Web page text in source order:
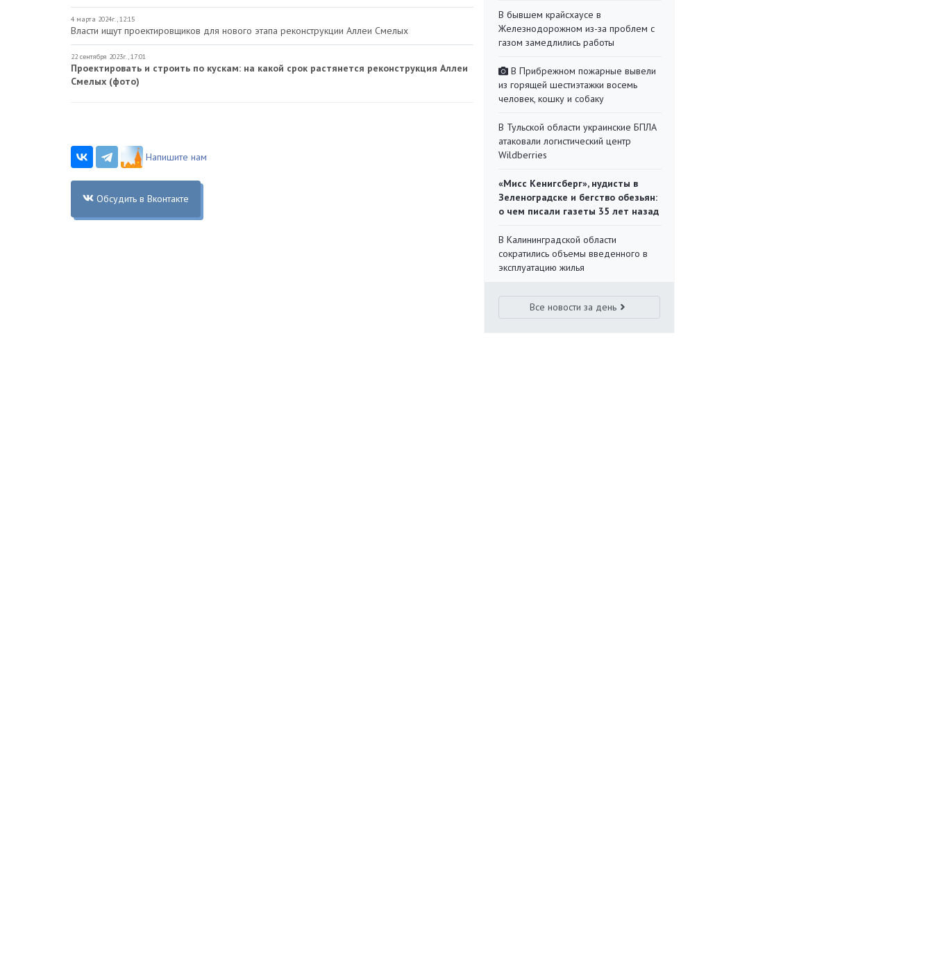
4 марта 2024г., 12:15
Власти ищут проектировщиков для нового этапа реконструкции Аллеи Смелых
22 сентября 2023г., 17:01
Проектировать и строить по кускам: на какой срок растянется реконструкция Аллеи
Смелых (фото)
Напишите нам
Обсудить в Вконтакте
В бывшем крайсхаусе в
Железнодорожном из-за проблем с
газом замедлились работы
В Прибрежном пожарные вывели
из горящей шестиэтажки восемь
человек, кошку и собаку
В Тульской области украинские БПЛА
атаковали логистический центр
Wildberries
«Мисс Кенигсберг», нудисты в
Зеленоградске и бегство обезьян:
о чем писали газеты 35 лет назад
В Калининградской области
сократились объемы введенного в
эксплуатацию жилья
Все новости за день